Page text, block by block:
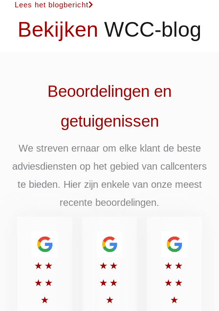
Lees het blogbericht
Bekijken WCC-blog
Beoordelingen en
getuigenissen
We streven ernaar om elke klant de beste
adviesdiensten op het gebied van callcenters
te bieden. Hier zijn enkele van onze meest
recente beoordelingen.
★ ★
★ ★
★
Beoordeeld
met
5
★ ★
★ ★
★
Beoordeeld
met
5
★ ★
★ ★
★
met